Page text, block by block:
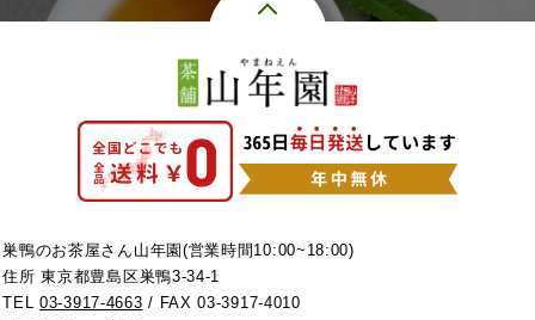
巣鴨のお茶屋さん山年園(営業時間10:00~18:00)
住所 東京都豊島区巣鴨3-34-1
TEL03-3917-4663 / FAX 03-3917-4010